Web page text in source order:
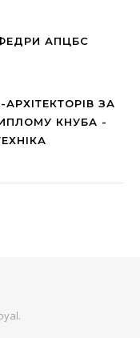
АПЦБС
ЗА
КНУБА -
.